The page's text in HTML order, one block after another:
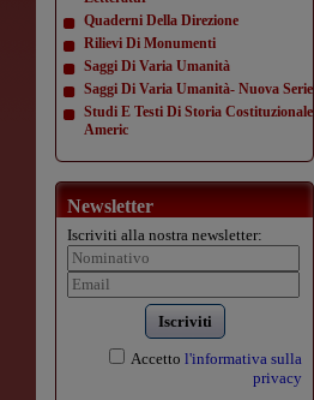
Quaderni Della Direzione
Rilievi Di Monumenti
Saggi Di Varia Umanità
Saggi Di Varia Umanità- Nuova Serie
Studi E Testi Di Storia Costituzionale
Americ
Newsletter
Iscriviti alla nostra newsletter:
Iscriviti
Accetto l'informativa sulla
privacy